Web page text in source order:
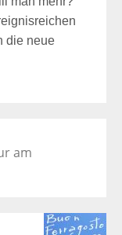
die neue
am